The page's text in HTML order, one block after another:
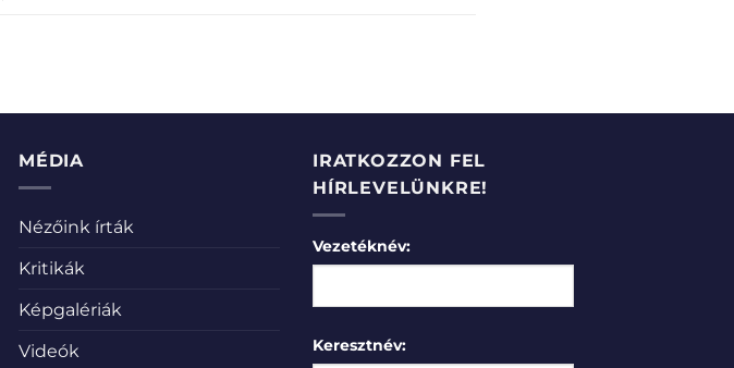
MÉDIA
Nézőink írták
Kritikák
Képgalériák
Videók
IRATKOZZON FEL
HÍRLEVELÜNKRE!
Vezetéknév:
Keresztnév: